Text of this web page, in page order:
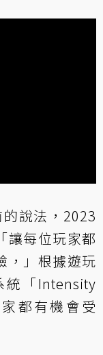
說法，2023
讓每位玩家都
，」根據遊玩
統「Intensity
都有機會受